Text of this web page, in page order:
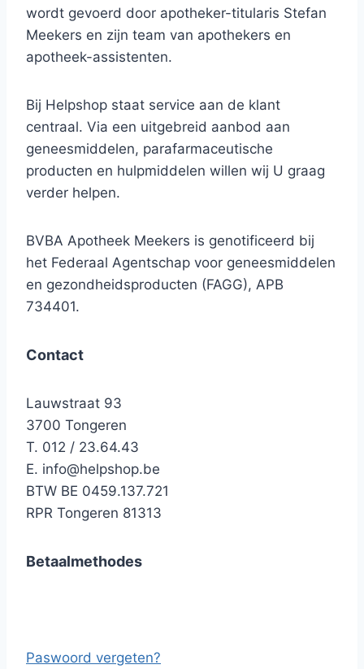
wordt gevoerd door apotheker-titularis Stefan
Meekers en zijn team van apothekers en
apotheek-assistenten.
Bij Helpshop staat service aan de klant
centraal. Via een uitgebreid aanbod aan
geneesmiddelen, parafarmaceutische
producten en hulpmiddelen willen wij U graag
verder helpen.
BVBA Apotheek Meekers is genotificeerd bij
het Federaal Agentschap voor geneesmiddelen
en gezondheidsproducten (FAGG), APB
734401.
Contact
Lauwstraat 93
3700 Tongeren
T. 012 / 23.64.43
E. info@helpshop.be
BTW BE 0459.137.721
RPR Tongeren 81313
Betaalmethodes
Paswoord vergeten?